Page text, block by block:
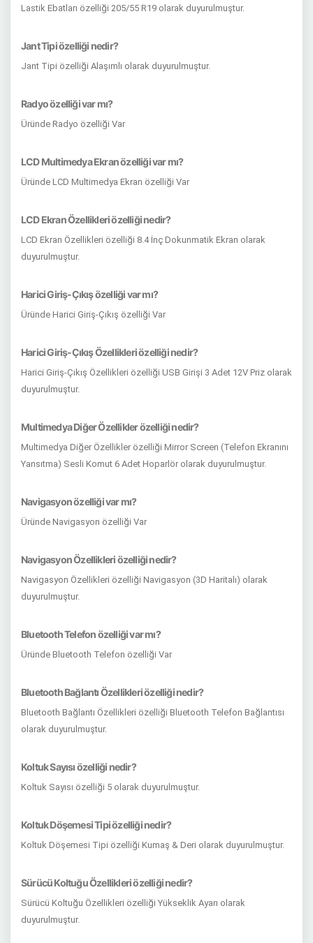
Lastik Ebatları özelliği 205/55 R19 olarak duyurulmuştur.
Jant Tipi özelliği nedir?
Jant Tipi özelliği Alaşımlı olarak duyurulmuştur.
Radyo özelliği var mı?
Üründe Radyo özelliği Var
LCD Multimedya Ekran özelliği var mı?
Üründe LCD Multimedya Ekran özelliği Var
LCD Ekran Özellikleri özelliği nedir?
LCD Ekran Özellikleri özelliği 8.4 İnç Dokunmatik Ekran olarak
duyurulmuştur.
Harici Giriş-Çıkış özelliği var mı?
Üründe Harici Giriş-Çıkış özelliği Var
Harici Giriş-Çıkış Özellikleri özelliği nedir?
Harici Giriş-Çıkış Özellikleri özelliği USB Girişi 3 Adet 12V Priz olarak
duyurulmuştur.
Multimedya Diğer Özellikler özelliği nedir?
Multimedya Diğer Özellikler özelliği Mirror Screen (Telefon Ekranını
Yansıtma) Sesli Komut 6 Adet Hoparlör olarak duyurulmuştur.
Navigasyon özelliği var mı?
Üründe Navigasyon özelliği Var
Navigasyon Özellikleri özelliği nedir?
Navigasyon Özellikleri özelliği Navigasyon (3D Haritalı) olarak
duyurulmuştur.
Bluetooth Telefon özelliği var mı?
Üründe Bluetooth Telefon özelliği Var
Bluetooth Bağlantı Özellikleri özelliği nedir?
Bluetooth Bağlantı Özellikleri özelliği Bluetooth Telefon Bağlantısı
olarak duyurulmuştur.
Koltuk Sayısı özelliği nedir?
Koltuk Sayısı özelliği 5 olarak duyurulmuştur.
Koltuk Döşemesi Tipi özelliği nedir?
Koltuk Döşemesi Tipi özelliği Kumaş & Deri olarak duyurulmuştur.
Sürücü Koltuğu Özellikleri özelliği nedir?
Sürücü Koltuğu Özellikleri özelliği Yükseklik Ayarı olarak
duyurulmuştur.